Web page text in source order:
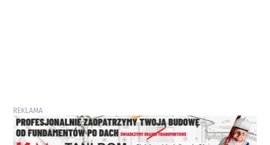
REKLAMA